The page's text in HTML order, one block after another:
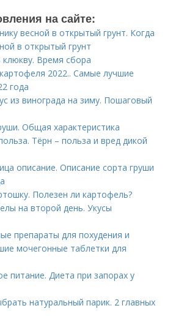
на сайте:
весной в открытый грунт. Когда
в открытый грунт
клюкву. Время сбора
2022.. Самые лучшие
года
из винограда на зиму. Пошаговый
Общая характеристика
Тёрн – польза и вред дикой
описание. Описание сорта груши
Полезен ли картофель?
на второй день. Укусы
препараты для похудения и
мочегонные таблетки для
питание. Диета при запорах у
натуральный парик. 2 главных